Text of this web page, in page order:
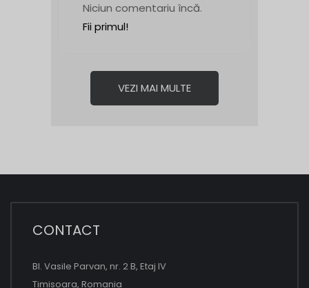
Niciun comentariu încă.
Fii primul!
VEZI MAI MULTE
CONTACT
Bl. Vasile Parvan, nr. 2 B, Etaj IV
Timisoara, Romania